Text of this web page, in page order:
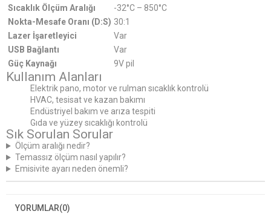
Sıcaklık Ölçüm Aralığı
-32°C – 850°C
Nokta-Mesafe Oranı (D:S) 30:1
Lazer İşaretleyici
Var
USB Bağlantı
Var
Güç Kaynağı
9V pil
Kullanım Alanları
Elektrik pano, motor ve rulman sıcaklık kontrolü
HVAC, tesisat ve kazan bakımı
Endüstriyel bakım ve arıza tespiti
Gıda ve yüzey sıcaklığı kontrolü
Sık Sorulan Sorular
Ölçüm aralığı nedir?
Temassız ölçüm nasıl yapılır?
Emisivite ayarı neden önemli?
YORUMLAR(0)